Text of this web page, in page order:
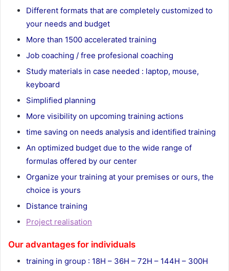
Different formats that are completely customized to
your needs and budget
More than 1500 accelerated training
Job coaching / free profesional coaching
Study materials in case needed : laptop, mouse,
keyboard
Simplified planning
More visibility on upcoming training actions
time saving on needs analysis and identified training
An optimized budget due to the wide range of
formulas offered by our center
Organize your training at your premises or ours, the
choice is yours
Distance training
Project realisation
Our advantages for individuals
training in group : 18H – 36H – 72H – 144H – 300H